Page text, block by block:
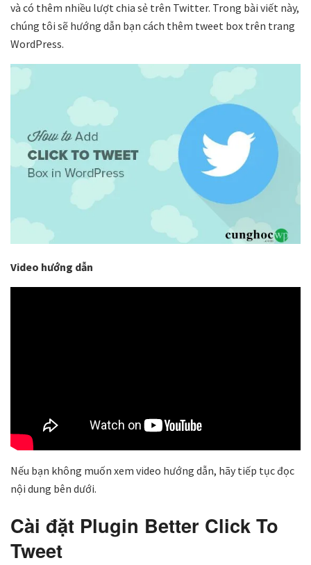
và có thêm nhiều lượt chia sẻ trên Twitter. Trong bài viết này,
chúng tôi sẽ hướng dẫn bạn cách thêm tweet box trên trang
WordPress.
Video hướng dẫn
Nếu bạn không muốn xem video hướng dẫn, hãy tiếp tục đọc
nội dung bên dưới.
Cài đặt Plugin Better Click To
Tweet